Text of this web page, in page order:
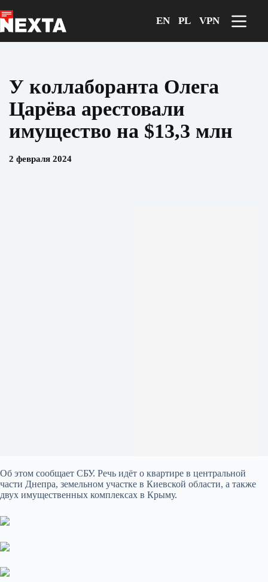
к
сути
EN PL VPN
У коллаборанта Олега
Царёва арестовали
имущество на $13,3 млн
2 февраля 2024
Об этом сообщает СБУ. Речь идёт о квартире в центральной
части Днепра, земельном участке в Киевской области, а также
двух имущественных комплексах в Крыму.